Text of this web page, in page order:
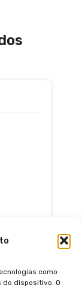
como
dispositivo. O